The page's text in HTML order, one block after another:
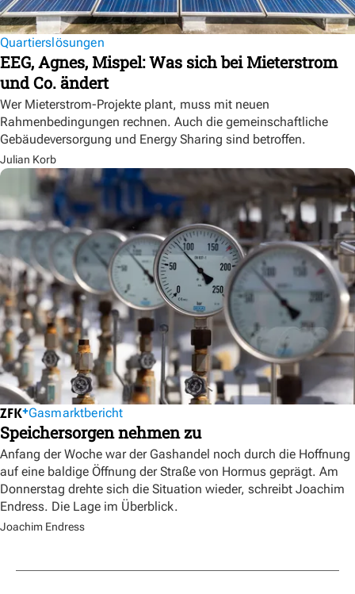
Quartierslösungen
EEG, Agnes, Mispel: Was sich bei Mieterstrom
und Co. ändert
Wer Mieterstrom-Projekte plant, muss mit neuen
Rahmenbedingungen rechnen. Auch die gemeinschaftliche
Gebäudeversorgung und Energy Sharing sind betroffen.
Julian Korb
Gasmarktbericht
Speichersorgen nehmen zu
Anfang der Woche war der Gashandel noch durch die Hoffnung
auf eine baldige Öffnung der Straße von Hormus geprägt. Am
Donnerstag drehte sich die Situation wieder, schreibt Joachim
Endress. Die Lage im Überblick.
Joachim Endress